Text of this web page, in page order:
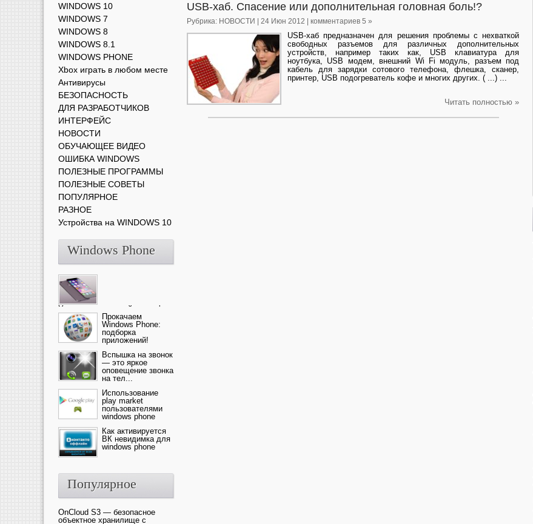
USB-хаб. Спасение или дополнительная головная боль!?
Рубрика: НОВОСТИ | 24 Июн 2012 | комментариев 5 »
USB-хаб предназначен для решения проблемы с нехваткой
свободных разъемов для различных дополнительных
устройств, например таких как, USB клавиатура для
ноутбука, USB модем, внешний Wi Fi модуль, разъем под
кабель для зарядки сотового телефона, флешка, сканер,
принтер, USB подогреватель кофе и многих других. ( ...) ...
Читать полностью »
WINDOWS 10
WINDOWS 7
WINDOWS 8
WINDOWS 8.1
WINDOWS PHONE
Xbox играть в любом месте
Антивирусы
БЕЗОПАСНОСТЬ
ДЛЯ РАЗРАБОТЧИКОВ
ИНТЕРФЕЙС
НОВОСТИ
ОБУЧАЮЩЕЕ ВИДЕО
ОШИБКА WINDOWS
ПОЛЕЗНЫЕ ПРОГРАММЫ
ПОЛЕЗНЫЕ СОВЕТЫ
ПОПУЛЯРНОЕ
РАЗНОЕ
Устройства на WINDOWS 10
Windows Phone
Ультрасовременный смартфон
— это новика от компании Ap...
Прокачаем
Windows Phone:
подборка
приложений!
Вспышка на звонок
— это яркое
оповещение звонка
на тел...
Использование
play market
пользователями
windows phone
Как активируется
ВК невидимка для
windows phone
Популярное
OnCloud S3 — безопасное
объектное хранилище с